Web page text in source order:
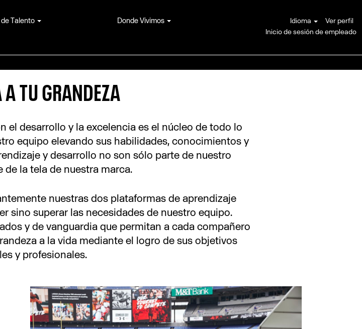
Talento Donde Vivimos Idioma
Ver perfil
Inicio de sesión de empleado
TU GRANDEZA
el desarrollo y la excelencia es el núcleo de todo lo
equipo elevando sus habilidades, conocimientos y
y desarrollo no son sólo parte de nuestro
de la tela de nuestra marca.
nuestras dos plataformas de aprendizaje
sino superar las necesidades de nuestro equipo.
y de vanguardia que permitan a cada compañero
a la vida mediante el logro de sus objetivos
y profesionales.